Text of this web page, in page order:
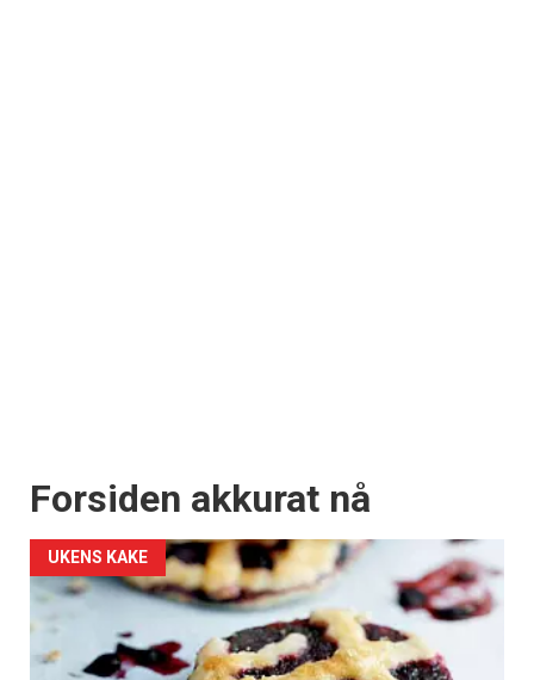
Forsiden akkurat nå
UKENS KAKE